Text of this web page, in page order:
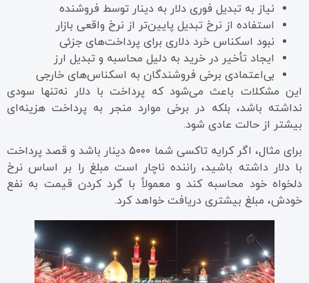
نیاز به تبدیل فوری دلار به دینار توسط فروشنده
استفاده از نرخ تبدیل پایین‌تر از نرخ واقعی بازار
نبود اسکناس خرد دلاری برای پرداخت‌های جزئی
ایجاد تأخیر در خرید به دلیل محاسبه و تبدیل ارز
بی‌اعتمادی برخی فروشندگان به اسکناس‌های خارجی
این مشکلات باعث می‌شود که پرداخت با دلار نه‌تنها سودی
نداشته باشد، بلکه در برخی موارد منجر به پرداخت هزینه‌ای
بیشتر از حالت عادی شود.
برای مثال، اگر کرایه تاکسی شما ۵۰۰۰ دینار باشد و قصد پرداخت
با دلار داشته باشید، راننده ناچار است مبلغ را بر اساس نرخ
دلخواه خود محاسبه کند و معمولاً با گرد کردن قیمت به نفع
خودش، مبلغ بیشتری دریافت خواهد کرد.